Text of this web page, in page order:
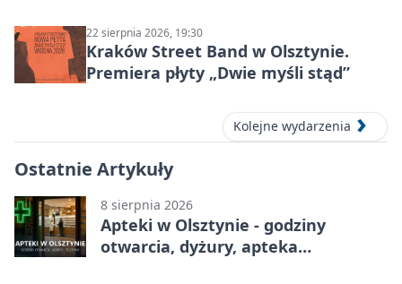
22 sierpnia 2026, 19:30
Kraków Street Band w Olsztynie.
Premiera płyty „Dwie myśli stąd”
Kolejne wydarzenia
Ostatnie Artykuły
8 sierpnia 2026
Apteki w Olsztynie - godziny
otwarcia, dyżury, apteka